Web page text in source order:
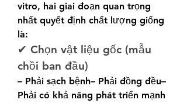
vitro, hai giai đoạn quan trọng
nhất quyết định chất lượng giống
là:
✔ Chọn vật liệu gốc (mẫu
chồi ban đầu)
– Phải sạch bệnh– Phải đồng đều–
Phải có khả năng phát triển mạnh